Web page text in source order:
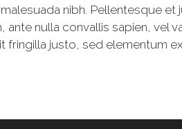
nibh. Pellentesque
nulla convallis sapien, vel
justo, sed elementum